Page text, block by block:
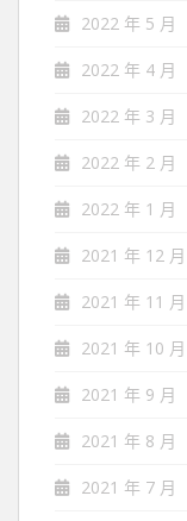
2022 年 5 月
2022 年 4 月
2022 年 3 月
2022 年 2 月
2022 年 1 月
2021 年 12 月
2021 年 11 月
2021 年 10 月
2021 年 9 月
2021 年 8 月
2021 年 7 月